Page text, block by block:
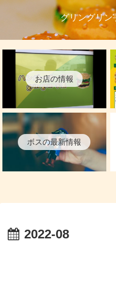
グリングリン
お店の情報
ボスの最新情報
2022-08